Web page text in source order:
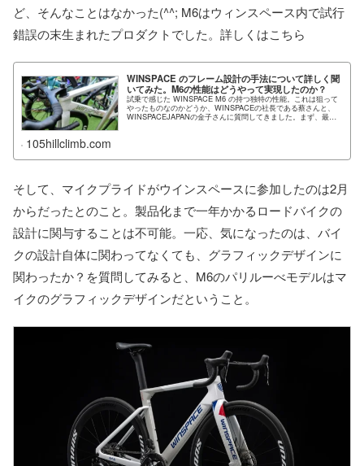
ど、そんなことはなかった(^^; M6はウィンスペース内で試行
錯誤の末生まれたプロダクトでした。詳しくはこちら
WINSPACE のフレーム設計の手法について詳しく聞
いてみた。M6の性能はどうやって実現したのか？
試乗で感じた WINSPACE M6 の持つ独特の性能。これは狙って
やったものなのかどうか、WINSPACEの社長である蔡さんと、
WINSPACEJAPANの金子さんに質問してきました。まず、最初
105hillclimb.com
そして、マイクプライドがウインスペースに参加したのは2月
からだったとのこと。製品化まで一年かかるロードバイクの
設計に関与することは不可能。一応、気になったのは、バイ
クの設計自体に関わってなくても、グラフィックデザインに
関わったか？を質問してみると、M6のパリルーべモデルはマ
イクのグラフィックデザインだということ。